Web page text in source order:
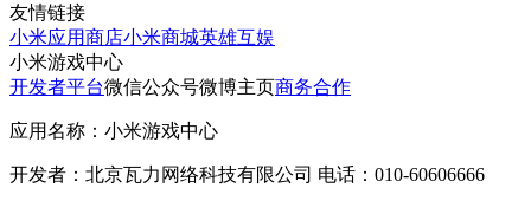
友情链接
小米应用商店小米商城英雄互娱
小米游戏中心
开发者平台微信公众号微博主页商务合作
应用名称：小米游戏中心
开发者：北京瓦力网络科技有限公司 电话：010-60606666